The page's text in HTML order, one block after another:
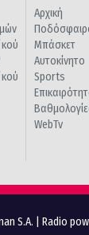
Αρχική
Μπάσκετ
Αυτοκίνητο
Sports
WebTv
S.A. Radio